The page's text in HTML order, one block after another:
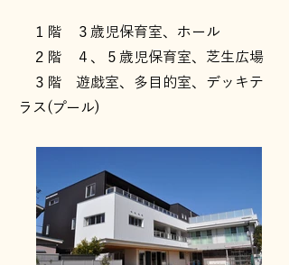
１階 ３歳児保育室、ホール
２階 ４、５歳児保育室、芝生広場
３階 遊戯室、多目的室、デッキテ
ラス(プール)